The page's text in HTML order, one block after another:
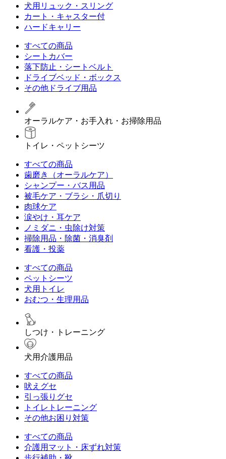
犬用リュック・スリング
カート・キャスター付
ハードキャリー
すべての商品
シートカバー
落下防止・シートベルト
ドライブベッド・ボックス
その他ドライブ用品
オーラルケア・お手入れ・お掃除用品
トイレ・ペットシーツ
すべての商品
歯磨き（オーラルケア）
シャンプー・バス用品
被毛ケア・ブラシ・爪切り
肉球ケア
涙やけ・耳ケア
ノミダニ・虫除け対策
掃除用品・除菌・消臭剤
看護・投薬
すべての商品
ペットシーツ
犬用トイレ
おむつ・生理用品
しつけ・トレーニング
犬用介護用品
すべての商品
吠えグセ
引っ張りグセ
トイレトレーニング
その他お困り対策
すべての商品
介護用マット・床ずれ対策